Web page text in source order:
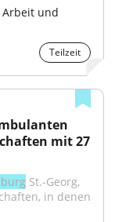
Arbeit und
Teilzeit
mit 27
St.-Georg,
in denen